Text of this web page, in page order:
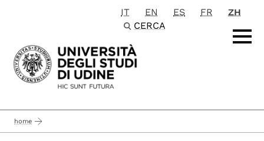
Passa al contenuto principale
IT EN ES FR
ZH
CERCA
home